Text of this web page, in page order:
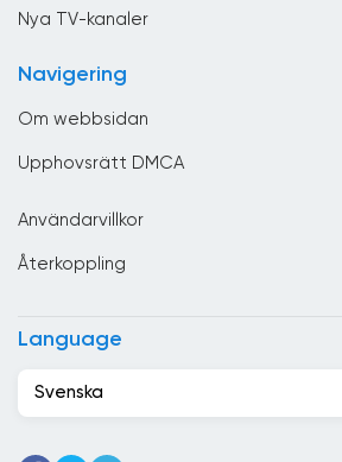
Ecuador
Egypten
Etiopien
Nya TV-kanaler
Navigering
Om webbsidan
Upphovsrätt DMCA
Användarvillkor
Återkoppling
Language
Svenska